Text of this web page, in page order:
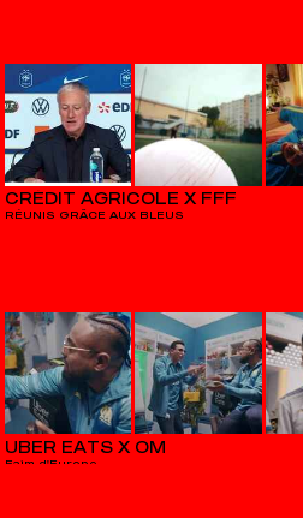
CRÉDIT AGRICOLE X FFF
RÉUNIS GRÂCE AUX BLEUS
UBER EATS X OM
Faim d'Europe